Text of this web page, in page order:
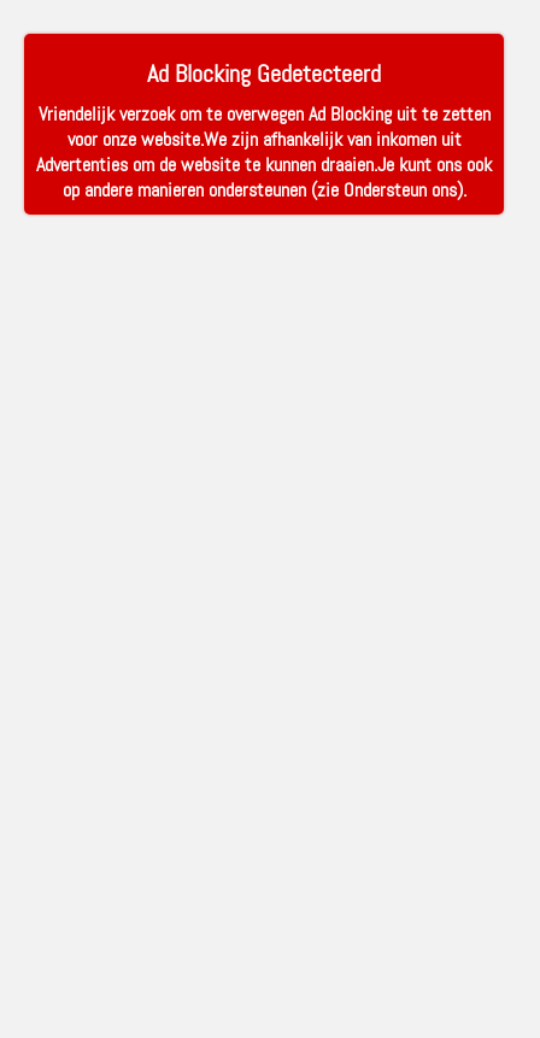
Ad Blocking Gedetecteerd
Vriendelijk verzoek om te overwegen Ad Blocking uit te zetten
voor onze website.We zijn afhankelijk van inkomen uit
Advertenties om de website te kunnen draaien.Je kunt ons ook
op andere manieren ondersteunen (zie Ondersteun ons).